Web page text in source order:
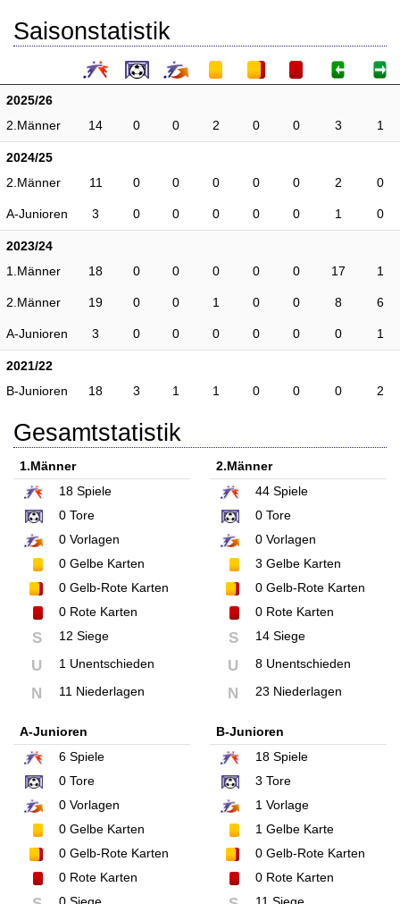
Saisonstatistik
2025/26
2.Männer
14 0 0 2 0 0 3 1
2024/25
2.Männer
11 0 0 0 0 0 2 0
A-Junioren 3 0 0 0 0 0 1 0
2023/24
1.Männer
18 0 0 0 0 0 17 1
2.Männer 19 0 0 1 0 0 8 6
A-Junioren 3 0 0 0 0 0 0 1
2021/22
B-Junioren
18 3 1 1 0 0 0 2
Gesamtstatistik
1.Männer
18 Spiele
0 Tore
0 Vorlagen
0 Gelbe Karten
0 Gelb-Rote Karten
0 Rote Karten
S 12 Siege
U 1 Unentschieden
N 11 Niederlagen
2.Männer
44Spiele
0Tore
0Vorlagen
3 Gelbe Karten
0Gelb-Rote Karten
0Rote Karten
S 14 Siege
U 8 Unentschieden
N 23 Niederlagen
A-Junioren
6 Spiele
0 Tore
0 Vorlagen
0 Gelbe Karten
0 Gelb-Rote Karten
0 Rote Karten
B-Junioren
18Spiele
3 Tore
1Vorlage
1Gelbe Karte
0Gelb-Rote Karten
0Rote Karten